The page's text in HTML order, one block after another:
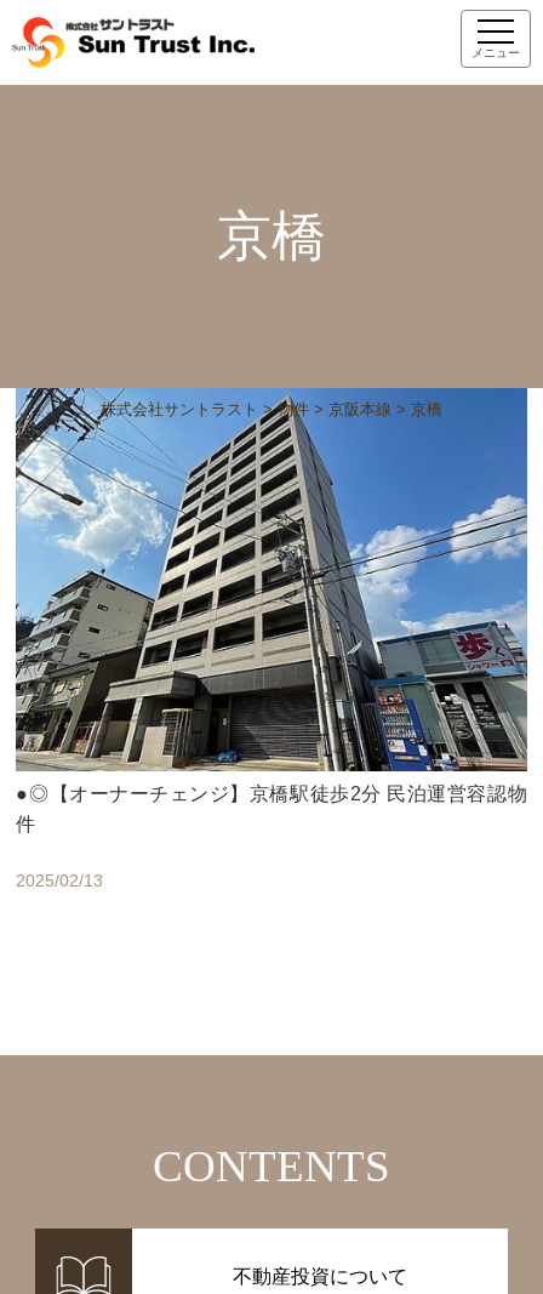
メニュー
京橋
株式会社サントラスト >物件 > 京阪本線 > 京橋
●◎【オーナーチェンジ】京橋駅徒歩2分 民泊運営容認物
件
2025/02/13
CONTENTS
不動産投資について